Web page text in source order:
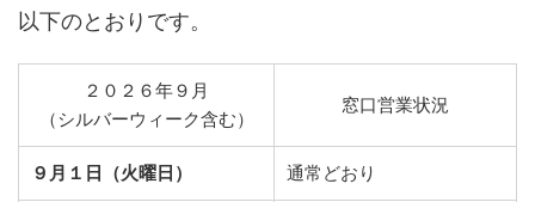
以下のとおりです。
２０２６年９月
（シルバーウィーク含む）
窓口営業状況
９月１日（火曜日） 通常どおり